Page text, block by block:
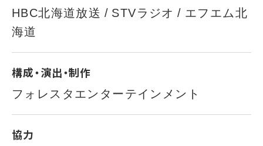
HBC北海道放送 / STVラジオ / エフエム北
海道
構成・演出・制作
フォレスタエンターテインメント
協力